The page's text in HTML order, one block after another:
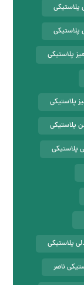
پلاستیکی
پلاستیکی
پلاستیکی
پلاستیکی
پلاستیکی
پلاستیکی
ناصر